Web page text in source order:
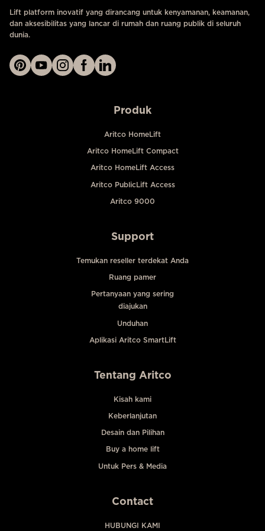
Lift platform inovatif yang dirancang untuk kenyamanan, keamanan,
dan aksesibilitas yang lancar di rumah dan ruang publik di seluruh
dunia.
Produk
Aritco HomeLift
Aritco HomeLift Compact
Aritco HomeLift Access
Aritco PublicLift Access
Aritco 9000
Support
Temukan reseller terdekat Anda
Ruang pamer
Pertanyaan yang sering
diajukan
Unduhan
Aplikasi Aritco SmartLift
Tentang Aritco
Kisah kami
Keberlanjutan
Desain dan Pilihan
Buy a home lift
Untuk Pers & Media
Contact
HUBUNGI KAMI